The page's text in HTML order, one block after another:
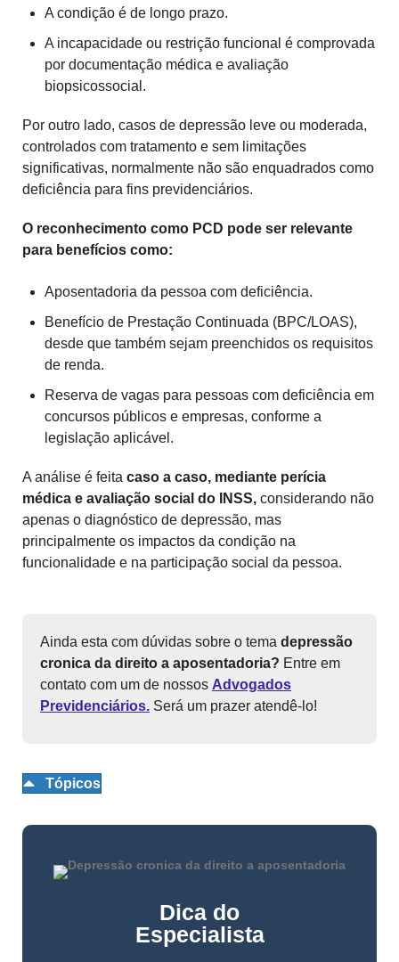
A condição é de longo prazo.
A incapacidade ou restrição funcional é comprovada
por documentação médica e avaliação
biopsicossocial.
Por outro lado, casos de depressão leve ou moderada,
controlados com tratamento e sem limitações
significativas, normalmente não são enquadrados como
deficiência para fins previdenciários.
O reconhecimento como PCD pode ser relevante
para benefícios como:
Aposentadoria da pessoa com deficiência.
Benefício de Prestação Continuada (BPC/LOAS),
desde que também sejam preenchidos os requisitos
de renda.
Reserva de vagas para pessoas com deficiência em
concursos públicos e empresas, conforme a
legislação aplicável.
A análise é feita caso a caso, mediante perícia
médica e avaliação social do INSS, considerando não
apenas o diagnóstico de depressão, mas
principalmente os impactos da condição na
funcionalidade e na participação social da pessoa.
Ainda esta com dúvidas sobre o tema depressão
cronica da direito a aposentadoria? Entre em
contato com um de nossos Advogados
Previdenciários. Será um prazer atendê-lo!
Tópicos
Dica do
Especialista